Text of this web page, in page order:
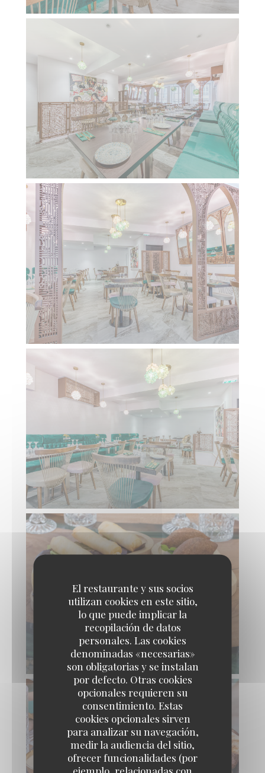
El restaurante y sus socios
utilizan cookies en este sitio,
lo que puede implicar la
recopilación de datos
personales. Las cookies
denominadas «necesarias»
son obligatorias y se instalan
por defecto. Otras cookies
opcionales requieren su
consentimiento. Estas
cookies opcionales sirven
para analizar su navegación,
medir la audiencia del sitio,
ofrecer funcionalidades (por
ejemplo, relacionadas con